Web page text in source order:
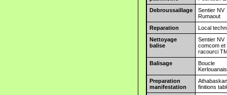
Debroussaillage
Sentier NV
Rumaout
Reparation
Local
Nettoyage
balise
Sentier NV
comcom et
racourci
Balisage
Boucle
Preparation
manifestation
finitions